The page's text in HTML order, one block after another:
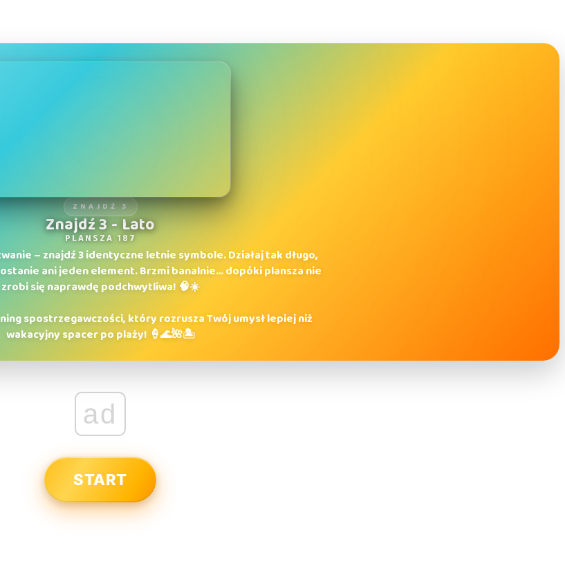
ZNAJDŹ 3
Znajdź 3 - Lato
PLANSZA 187
– znajdź 3 identyczne letnie symbole. Działaj tak długo,
ani jeden element. Brzmi banalnie… dopóki plansza nie
zrobi się naprawdę podchwytliwa! 🧠☀️
spostrzegawczości, który rozrusza Twój umysł lepiej niż
wakacyjny spacer po plaży! 🍦🌊🌺🏝️
ad
START